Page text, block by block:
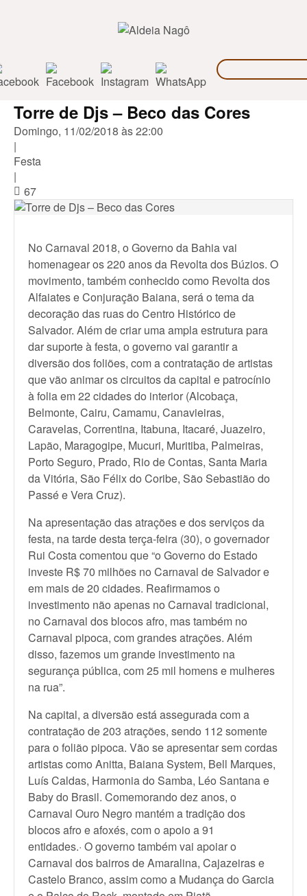
Torre de Djs – Beco das Cores
Domingo, 11/02/2018 às 22:00
|
Festa
|
67
No Carnaval 2018, o Governo da Bahia vai
homenagear os 220 anos da Revolta dos Búzios. O
movimento, também conhecido como Revolta dos
Alfaiates e Conjuração Baiana, será o tema da
decoração das ruas do Centro Histórico de
Salvador. Além de criar uma ampla estrutura para
dar suporte à festa, o governo vai garantir a
diversão dos foliões, com a contratação de artistas
que vão animar os circuitos da capital e patrocínio
à folia em 22 cidades do interior (Alcobaça,
Belmonte, Cairu, Camamu, Canavieiras,
Caravelas, Correntina, Itabuna, Itacaré, Juazeiro,
Lapão, Maragogipe, Mucuri, Muritiba, Palmeiras,
Porto Seguro, Prado, Rio de Contas, Santa Maria
da Vitória, São Félix do Coribe, São Sebastião do
Passé e Vera Cruz).
Na apresentação das atrações e dos serviços da
festa, na tarde desta terça-feira (30), o governador
Rui Costa comentou que “o Governo do Estado
investe R$ 70 milhões no Carnaval de Salvador e
em mais de 20 cidades. Reafirmamos o
investimento não apenas no Carnaval tradicional,
no Carnaval dos blocos afro, mas também no
Carnaval pipoca, com grandes atrações. Além
disso, fazemos um grande investimento na
segurança pública, com 25 mil homens e mulheres
na rua”.
Na capital, a diversão está assegurada com a
contratação de 203 atrações, sendo 112 somente
para o folião pipoca. Vão se apresentar sem cordas
artistas como Anitta, Baiana System, Bell Marques,
Luís Caldas, Harmonia do Samba, Léo Santana e
Baby do Brasil. Comemorando dez anos, o
Carnaval Ouro Negro mantém a tradição dos
blocos afro e afoxés, com o apoio a 91
entidades.· O governo também vai apoiar o
Carnaval dos bairros de Amaralina, Cajazeiras e
Castelo Branco, assim como a Mudança do Garcia